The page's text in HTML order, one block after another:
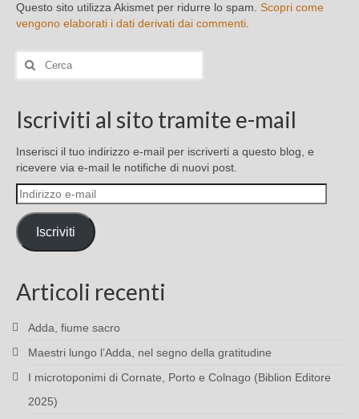
Questo sito utilizza Akismet per ridurre lo spam. Scopri come
vengono elaborati i dati derivati dai commenti
Cerca:
Iscriviti al sito tramite e-mail
Inserisci il tuo indirizzo e-mail per iscriverti a questo blog, e
ricevere via e-mail le notifiche di nuovi post.
Indirizzo
e-
mail
Iscriviti
Articoli recenti
Adda, fiume sacro
Maestri lungo l’Adda, nel segno della gratitudine
I microtoponimi di Cornate, Porto e Colnago (Biblion Editore
2025)